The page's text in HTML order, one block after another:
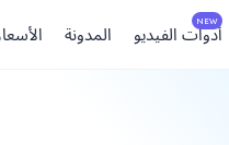
NEW
أدوات الفيديو المدونة